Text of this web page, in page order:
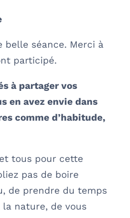
belle séance. Merci à
participé.
à partager vos
en avez envie dans
comme d’habitude,
tous pour cette
pas de boire
de prendre du temps
nature, de vous